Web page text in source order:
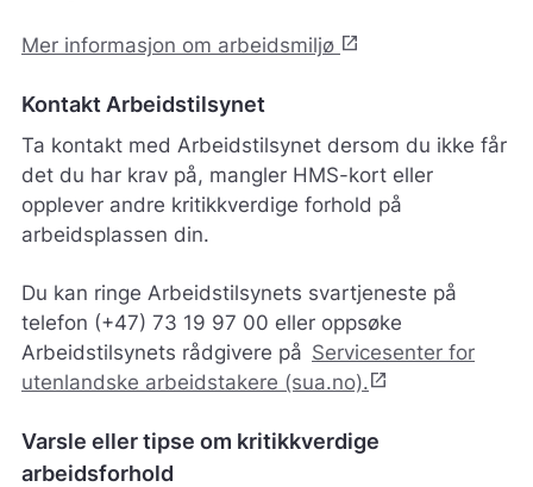
Mer informasjon om arbeidsmiljø open_in_new
Kontakt Arbeidstilsynet
Ta kontakt med Arbeidstilsynet dersom du ikke får
det du har krav på, mangler HMS-kort eller
opplever andre kritikkverdige forhold på
arbeidsplassen din.
Du kan ringe Arbeidstilsynets svartjeneste på
telefon (+47) 73 19 97 00 eller oppsøke
Arbeidstilsynets rådgivere på Servicesenter for
utenlandske arbeidstakere (sua.no).open_in_new
Varsle eller tipse om kritikkverdige
arbeidsforhold